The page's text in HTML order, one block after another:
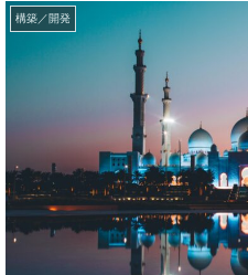
構築／開発